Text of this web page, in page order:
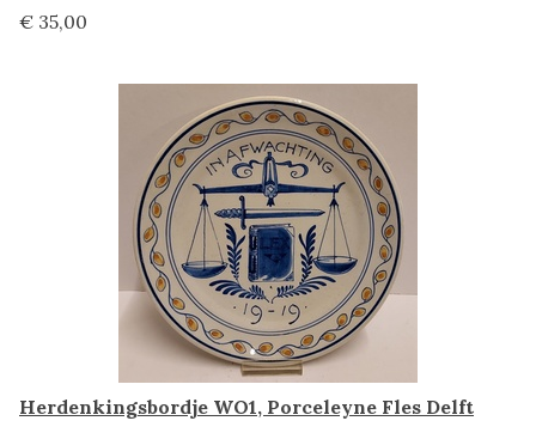
€ 35,00
Herdenkingsbordje WO1, Porceleyne Fles Delft